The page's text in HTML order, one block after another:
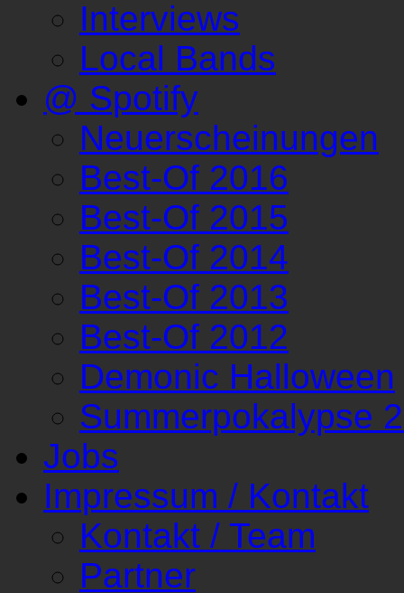
Interviews
Local Bands
@ Spotify
Neuerscheinungen
Best-Of 2016
Best-Of 2015
Best-Of 2014
Best-Of 2013
Best-Of 2012
Demonic Halloween
Summerpokalypse
Jobs
Impressum / Kontakt
Kontakt / Team
Partner